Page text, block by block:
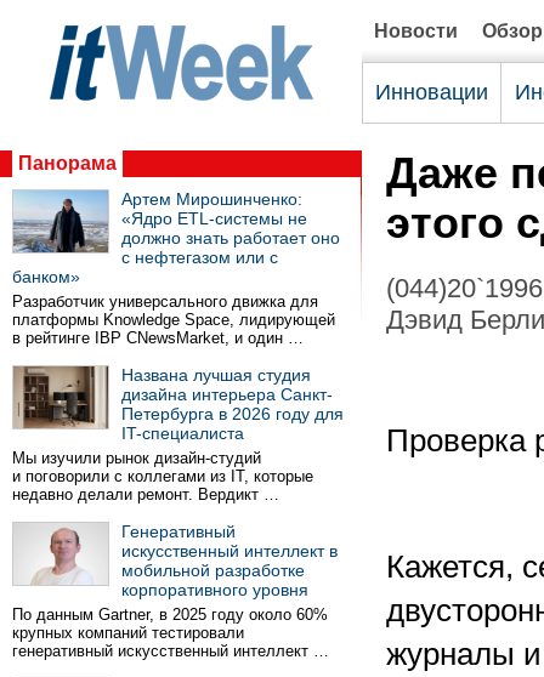
Новости
Инновации
Панорама
Артем Мирошинченко:
«Ядро ETL-системы не
должно знать работает оно
с нефтегазом или с
банком»
Разработчик универсального движка для
платформы Knowledge Space, лидирующей
в рейтинге IBP CNewsMarket, и один …
Названа лучшая студия
дизайна интерьера Санкт-
Петербурга в 2026 году для
IT-специалиста
Мы изучили рынок дизайн-студий
и поговорили с коллегами из IT, которые
недавно делали ремонт. Вердикт …
Генеративный
искусственный интеллект в
мобильной разработке
корпоративного уровня
По данным Gartner, в 2025 году около 60%
крупных компаний тестировали
генеративный искусственный интеллект …
Даже
этого
(044)20`1996
Дэвид
Проверка
Кажется,
журналы